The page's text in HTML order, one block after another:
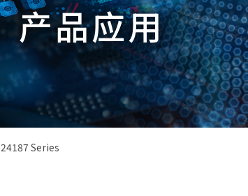
产品应用
24187 Series